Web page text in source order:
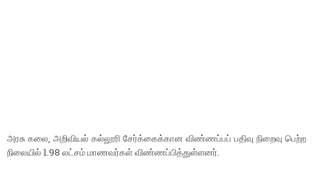
அரசு கலை, அறிவியல் கல்லூரி சேர்க்கைக்கான விண்ணப்பப் பதிவு நிறைவு பெற்ற
நிலையில் 1.98 லட்சம் மாணவர்கள் விண்ணப்பித்துள்ளனர்.